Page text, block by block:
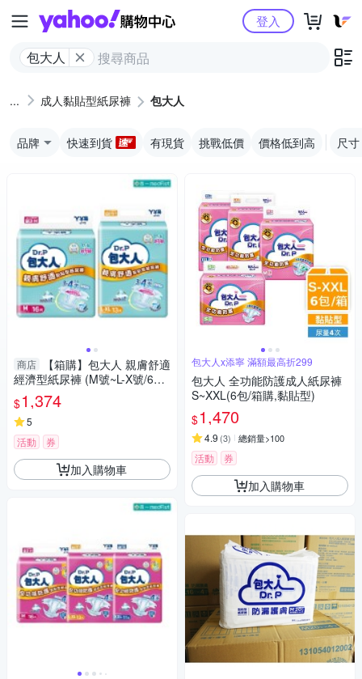
Yahoo購物中心
包大人
登入
成人黏貼型紙尿褲 包大人
品牌 快速到貨 有現貨 挑戰低價 價格低到高 尺寸
商店
【箱購】包大人 親膚舒適
經濟型紙尿褲 (M號~L-X號/6包/
箱)｜新舊包裝隨機出貨【杏
一】
$1,374
5
活動
券
加入購物車
包大人x添寧 滿額最高折299
包大人 全功能防護成人紙尿褲
S~XXL(6包/箱購,黏貼型)
$1,470
4.9 (3) 總銷量>100
活動 券
加入購物車